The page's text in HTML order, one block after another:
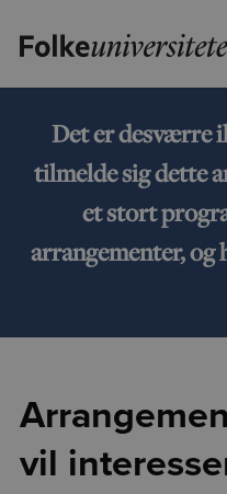
Det er desværre
tilmelde sig dette
et stort
arrangementer, og
vil